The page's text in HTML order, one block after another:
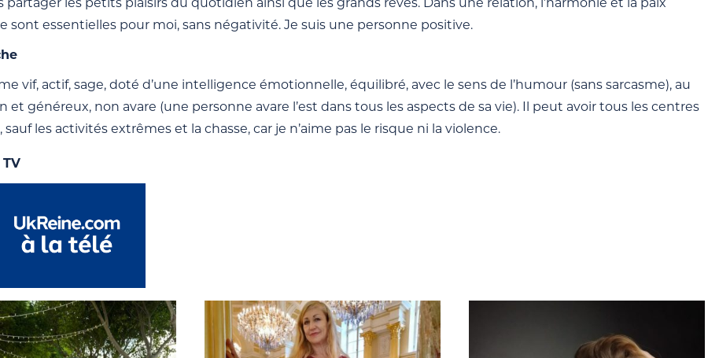
sont essentielles pour moi, sans négativité. Je suis une personne positive.
vif, actif, sage, doté d’une intelligence émotionnelle, équilibré, avec le sens de l’humour (sans sarcasme), au
et généreux, non avare (une personne avare l’est dans tous les aspects de sa vie). Il peut avoir tous les centres
sauf les activités extrêmes et la chasse, car je n’aime pas le risque ni la violence.